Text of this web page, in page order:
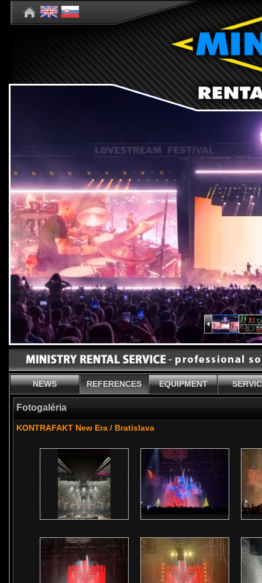
NEWS REFERENCES EQUIPMENT
Fotogaléria
KONTRAFAKT New Era / Bratislava